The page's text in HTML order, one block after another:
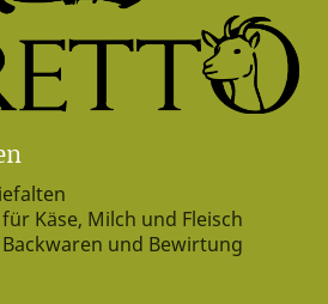
Käse, Milch und Fleisch
und Bewirtung